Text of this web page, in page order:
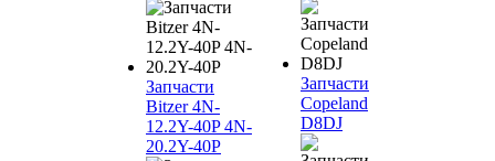
Запчасти
Bitzer 4N-
12.2Y-40P 4N-
20.2Y-40P
Запчасти
Copeland
D8DJ